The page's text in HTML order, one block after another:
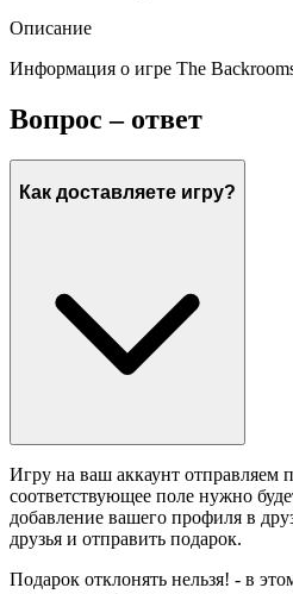
Описание
Информация о игре The
Вопрос – ответ
Как доставляете игру?
Игру на ваш аккаунт отправляем
соответствующее поле нужно
добавление вашего профиля в
друзья и отправить подарок.
Подарок отклонять нельзя! - в